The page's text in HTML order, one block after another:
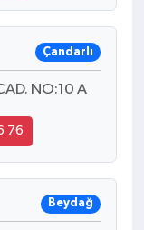
Çandarlı
NO:10 A
76
Beydağ